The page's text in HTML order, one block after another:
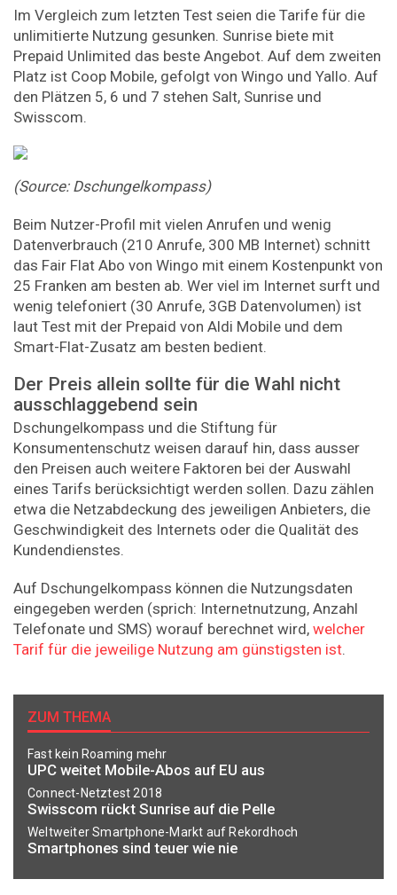
Im Vergleich zum letzten Test seien die Tarife für die
unlimitierte Nutzung gesunken. Sunrise biete mit
Prepaid Unlimited das beste Angebot. Auf dem zweiten
Platz ist Coop Mobile, gefolgt von Wingo und Yallo. Auf
den Plätzen 5, 6 und 7 stehen Salt, Sunrise und
Swisscom.
(Source: Dschungelkompass)
Beim Nutzer-Profil mit vielen Anrufen und wenig
Datenverbrauch (210 Anrufe, 300 MB Internet) schnitt
das Fair Flat Abo von Wingo mit einem Kostenpunkt von
25 Franken am besten ab. Wer viel im Internet surft und
wenig telefoniert (30 Anrufe, 3GB Datenvolumen) ist
laut Test mit der Prepaid von Aldi Mobile und dem
Smart-Flat-Zusatz am besten bedient.
Der Preis allein sollte für die Wahl nicht
ausschlaggebend sein
Dschungelkompass und die Stiftung für
Konsumentenschutz weisen darauf hin, dass ausser
den Preisen auch weitere Faktoren bei der Auswahl
eines Tarifs berücksichtigt werden sollen. Dazu zählen
etwa die Netzabdeckung des jeweiligen Anbieters, die
Geschwindigkeit des Internets oder die Qualität des
Kundendienstes.
Auf Dschungelkompass können die Nutzungsdaten
eingegeben werden (sprich: Internetnutzung, Anzahl
Telefonate und SMS) worauf berechnet wird, welcher
Tarif für die jeweilige Nutzung am günstigsten ist.
ZUM THEMA
Fast kein Roaming mehr
UPC weitet Mobile-Abos auf EU aus
Connect-Netztest 2018
Swisscom rückt Sunrise auf die Pelle
Weltweiter Smartphone-Markt auf Rekordhoch
Smartphones sind teuer wie nie